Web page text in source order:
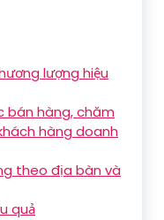
lượng hiệu
bán hàng, chăm
hàng doanh
theo địa bàn và
quả